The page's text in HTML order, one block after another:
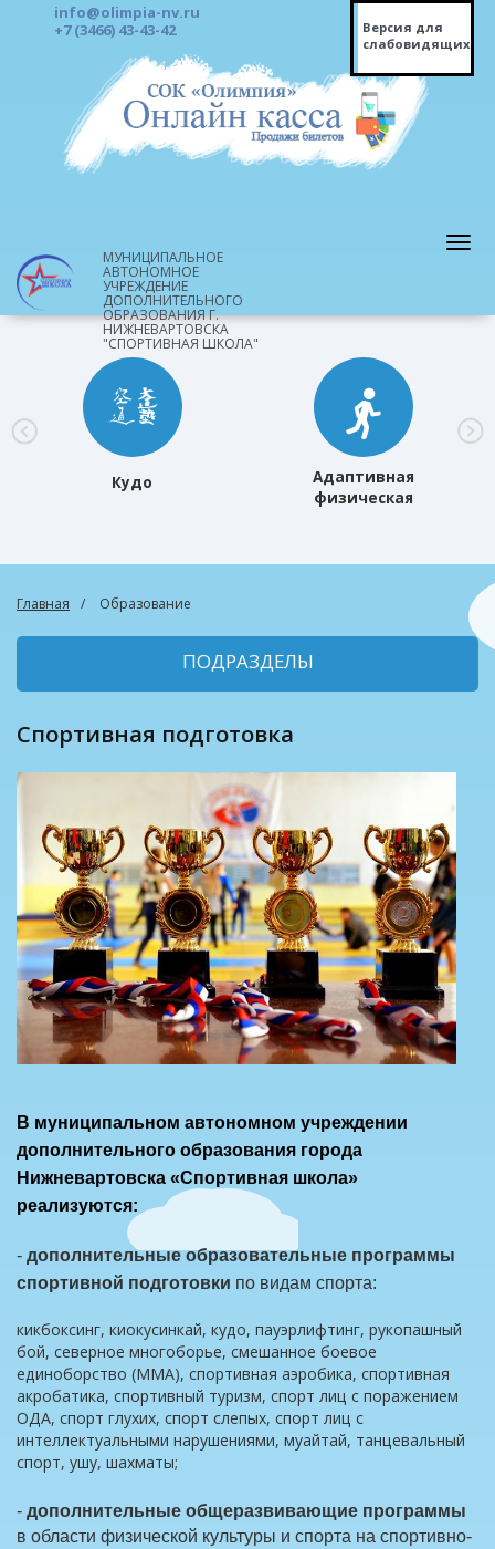
info@olimpia-nv.ru
+7 (3466) 43-43-42
Версия для
слабовидящих
МУНИЦИПАЛЬНОЕ
АВТОНОМНОЕ
УЧРЕЖДЕНИЕ
ДОПОЛНИТЕЛЬНОГО
ОБРАЗОВАНИЯ Г.
НИЖНЕВАРТОВСКА
"СПОРТИВНАЯ ШКОЛА"
Кудо
Адаптивная
физическая
Главная Образование
ПОДРАЗДЕЛЫ
Спортивная подготовка
В муниципальном автономном учреждении
дополнительного образования города
Нижневартовска «Спортивная школа»
реализуются:
- дополнительные образовательные программы
спортивной подготовки по видам спорта:
кикбоксинг, киокусинкай, кудо, пауэрлифтинг, рукопашный
бой, северное многоборье, смешанное боевое
единоборство (ММА), спортивная аэробика, спортивная
акробатика, спортивный туризм, спорт лиц с поражением
ОДА, спорт глухих, спорт слепых, спорт лиц с
интеллектуальными нарушениями, муайтай, танцевальный
спорт, ушу, шахматы;
- дополнительные общеразвивающие программы
в области физической культуры и спорта на спортивно-